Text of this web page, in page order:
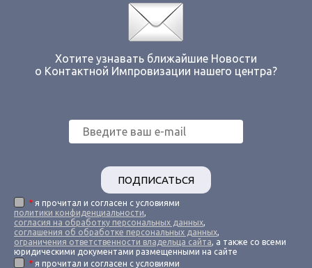
Хотите узнавать ближайшие Новости
о Контактной Импровизации нашего центра?
ПОДПИСАТЬСЯ
* я прочитал и согласен с условиями
политики конфиденциальности,
согласия на обработку персональных данных,
соглашения об обработке персональных данных,
ограничения ответственности владельца сайта, а также со всеми
юридическими документами размещенными на сайте
* я прочитал и согласен с условиями